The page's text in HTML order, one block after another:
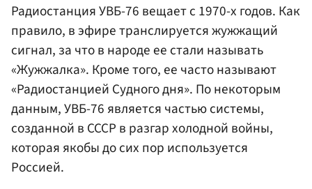
Радиостанция УВБ-76 вещает с 1970-х годов. Как
правило, в эфире транслируется жужжащий
сигнал, за что в народе ее стали называть
«Жужжалка». Кроме того, ее часто называют
«Радиостанцией Судного дня». По некоторым
данным, УВБ-76 является частью системы,
созданной в СССР в разгар холодной войны,
которая якобы до сих пор используется
Россией.